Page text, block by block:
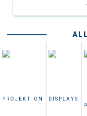
PROJEKTION DISPLAYS